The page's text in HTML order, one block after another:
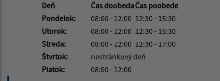
Deň
Čas doobedaČas poobede
Pondelok:
08:00 - 12:00 12:30 - 15:30
Utorok:
08:00 - 12:00 12:30 - 15:30
Streda:
08:00 - 12:00 12:30 - 17:00
Štvrtok:
nestránkový deň
Piatok:
08:00 - 12:00